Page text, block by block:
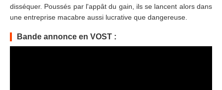
disséquer. Poussés par l'appât du gain, ils se lancent alors dans
une entreprise macabre aussi lucrative que dangereuse.
Bande annonce en VOST :